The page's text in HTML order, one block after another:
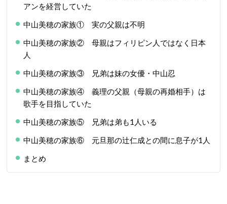
アンを経営していた
中山美穂の家族① 実の父親は不明
中山美穂の家族② 母親はフィリピン人ではなく日本
人
中山美穂の家族③ 兄弟は妹の女優・中山忍
中山美穂の家族④ 義理の父親（母親の再婚相手）は
歌手を目指していた
中山美穂の家族⑤ 兄弟は弟も1人いる
中山美穂の家族⑥ 元旦那の辻仁成との間に息子が1人
まとめ